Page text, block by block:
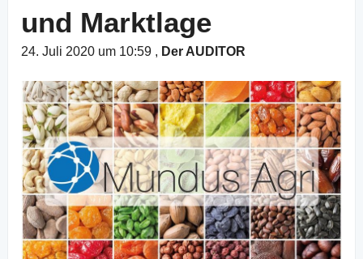
und Marktlage
24. Juli 2020 um 10:59 , Der AUDITOR